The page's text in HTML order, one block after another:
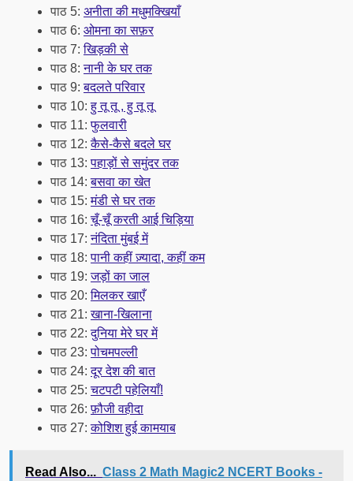
पाठ 5: अनीता की मधुमक्खियाँ
पाठ 6: ओमना का सफ़र
पाठ 7:खिड़की से
पाठ 8:नानी के घर तक
पाठ 9:बदलते परिवार
पाठ 10:हु तू तू , हु तू तू
पाठ 11:फुलवारी
पाठ 12:कैसे-कैसे बदले घर
पाठ 13:पहाड़ों से समुंदर तक
पाठ 14:बसवा का खेत
पाठ 15:मंडी से घर तक
पाठ 16:चूँ-चूँ करती आई चिड़िया
पाठ 17:नंदिता मुंबई में
पाठ 18:पानी कहीं ज़्यादा, कहीं कम
पाठ 19:जड़ों का जाल
पाठ 20:मिलकर खाएँ
पाठ 21:खाना-खिलाना
पाठ 22:दुनिया मेरे घर में
पाठ 23:पोचमपल्ली
पाठ 24:दूर देश की बात
पाठ 25:चटपटी पहेलियाँ!
पाठ 26:फ़ौजी वहीदा
पाठ 27:कोशिश हुई कामयाब
Read Also... Class 2 Math Magic2 NCERT Books -